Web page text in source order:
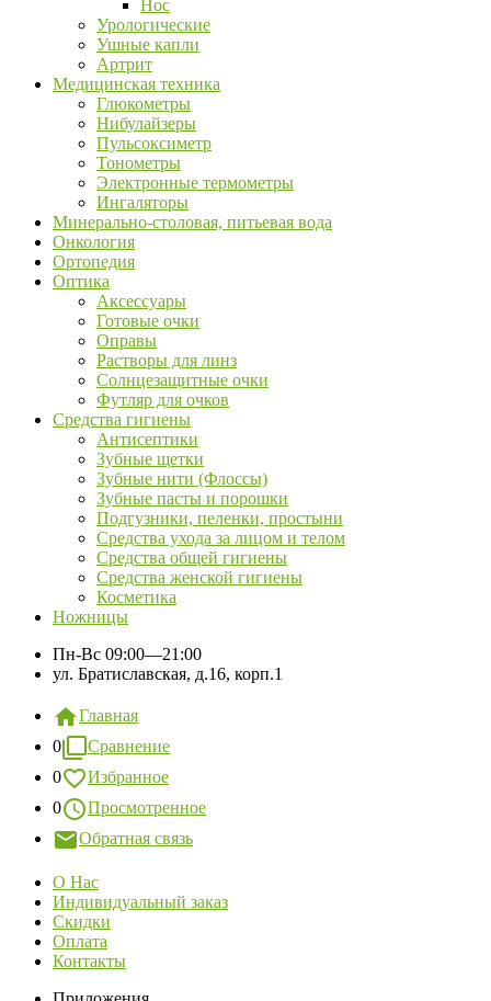
Нос
Урологические
Ушные капли
Артрит
Медицинская техника
Глюкометры
Нибулайзеры
Пульсоксиметр
Тонометры
Электронные термометры
Ингаляторы
Минерально-столовая, питьевая вода
Онкология
Ортопедия
Оптика
Аксессуары
Готовые очки
Оправы
Растворы для линз
Солнцезащитные очки
Футляр для очков
Средства гигиены
Антисептики
Зубные щетки
Зубные нити (Флоссы)
Зубные пасты и порошки
Подгузники, пеленки, простыни
Средства ухода за лицом и телом
Средства общей гигиены
Средства женской гигиены
Косметика
Ножницы
Пн-Вс 09:00—21:00
ул. Братиславская, д.16, корп.1
Главная
0
Сравнение
0
Избранное
0
Просмотренное
Обратная связь
О Нас
Индивидуальный заказ
Скидки
Оплата
Контакты